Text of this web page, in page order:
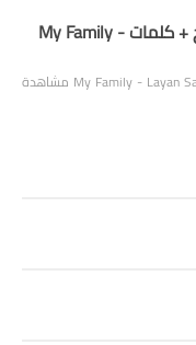
ماي فاميلي - ليان سميح + كلمات My Family -
ماي فاميلي - ليان سميح + كلمات My Family - Layan Sameeh - Lyrics مشاهدة